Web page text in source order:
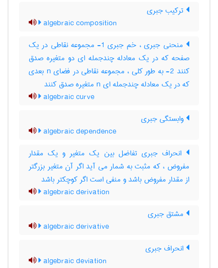
ترکیب جبری
algebraic composition
منحنی جبری ، خم جبری 1- مجموعه نقاطی در یک
صفحه که در یک معادله چندجمله ای دو متغیره صدق
کنند 2- به طور کلی ، مجموعه نقاطی در فضای n بعدی
که در یک معادله چندجمله ای n متغیره صدق کنند
algebraic curve
وابستگی جبری
algebraic dependence
انحراف جبری تفاضل بین یک متغیر و یک مقدار
مفروض ، که مثبت به شمار می آید اگر آن متغیر بزرگتر
از مقدار مفروض باشد و منفی است اگر کوچکتر باشد
algebraic derivation
مشتق جبری
algebraic derivative
انحراف جبری
algebraic deviation